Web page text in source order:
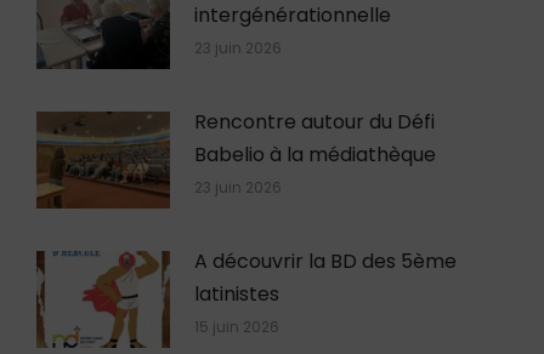
intergénérationnelle
23 juin 2026
Rencontre autour du Défi
Babelio à la médiathèque
23 juin 2026
A découvrir la BD des 5ème
latinistes
15 juin 2026